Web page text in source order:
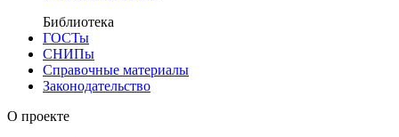
Библиотека
ГОСТы
СНИПы
Справочные материалы
Законодательство
О проекте